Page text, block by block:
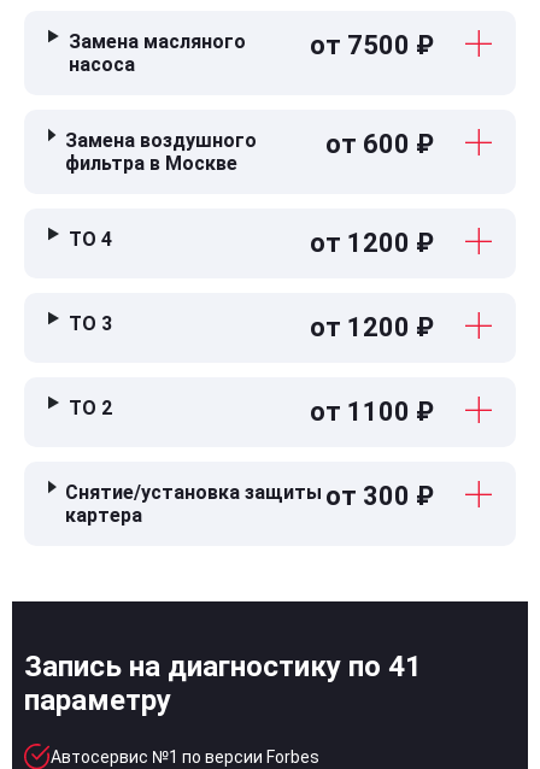
Замена масляного
насоса
от 7500 ₽
Замена воздушного
фильтра в Москве
от 600 ₽
ТО 4 от 1200 ₽
ТО 3 от 1200 ₽
ТО 2 от 1100 ₽
Снятие/установка защиты
картера
от 300 ₽
Запись на диагностику по 41
параметру
Автосервис №1 по версии Forbes